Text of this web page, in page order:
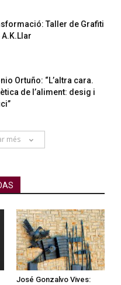
Taller de Grafiti
A.K.Llar
Ortuño: “L’altra cara.
de l’aliment: desig i
més
José Gonzalvo Vives: